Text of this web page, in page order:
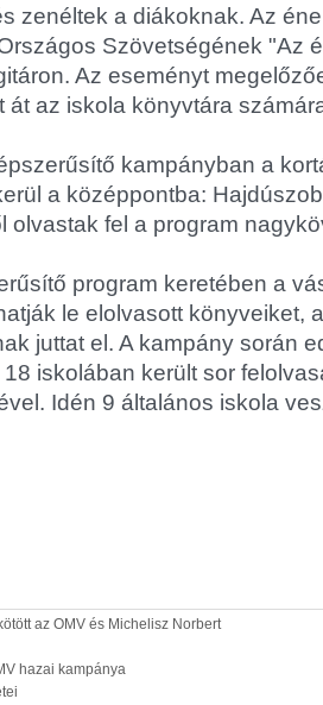
zenéltek a diákoknak. Az
Szövetségének "Az
Az eseményt
át az iskola könyvtára
kampányban a
a középpontba:
olvastak fel a program
program keretében a
le elolvasott könyveiket,
juttat el. A kampány során
iskolában került sor
Idén 9 általános iskola
az OMV és Michelisz Norbert
hazai kampánya